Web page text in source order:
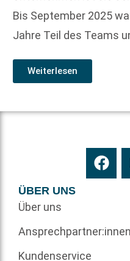
Bis September 2025
Jahre Teil des Teams
Weiterlesen
ÜBER UNS
Über uns
Ansprechpartner:innen
Kundenservice